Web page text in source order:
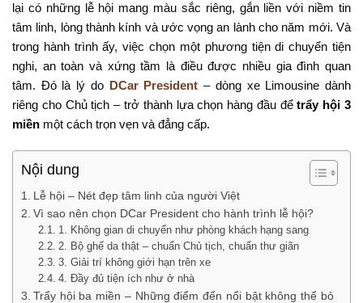
lại có những lễ hội mang màu sắc riêng, gắn liền với niềm tin
tâm linh, lòng thành kính và ước vọng an lành cho năm mới. Và
trong hành trình ấy, việc chọn một phương tiện di chuyển tiện
nghi, an toàn và xứng tầm là điều được nhiều gia đình quan
tâm. Đó là lý do DCar President – dòng xe Limousine dành
riêng cho Chủ tịch – trở thành lựa chọn hàng đầu đểtrẩy hội 3
miền một cách trọn vẹn và đẳng cấp.
Nội dung
Lễ hội – Nét đẹp tâm linh của người Việt
Vì sao nên chọn DCar President cho hành trình lễ hội?
1. Không gian di chuyển như phòng khách hạng sang
2. Bộ ghế da thật – chuẩn Chủ tịch, chuẩn thư giãn
3. Giải trí không giới hạn trên xe
4. Đầy đủ tiện ích như ở nhà
Trẩy hội ba miền – Những điểm đến nổi bật không thể bỏ